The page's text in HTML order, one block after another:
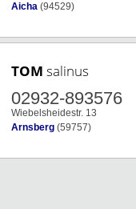
Aicha (94529)
TOM salinus
02932-893576
Wiebelsheidestr. 13
Arnsberg (59757)